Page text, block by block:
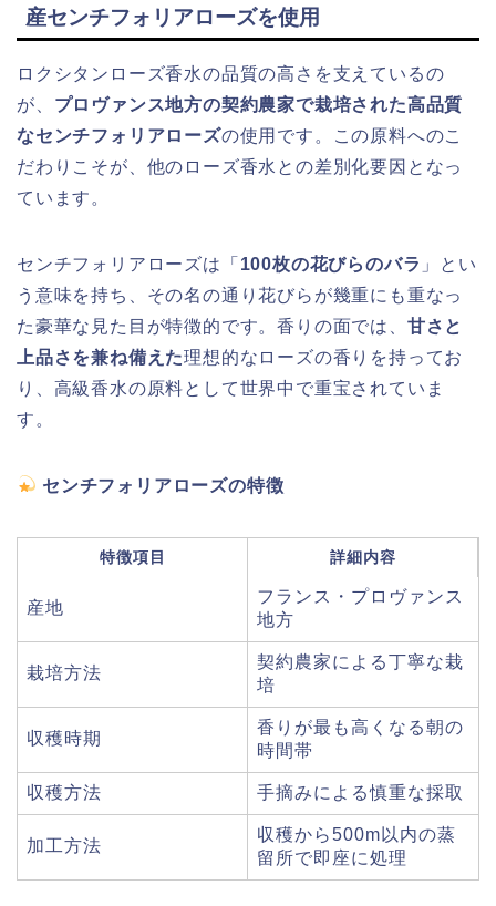
産センチフォリアローズを使用
ロクシタンローズ香水の品質の高さを支えているの
が、 プロヴァンス地方の契約農家で栽培された高品質
なセンチフォリアローズの使用です。この原料へのこ
だわりこそが、他のローズ香水との差別化要因となっ
ています。
センチフォリアローズは「 100枚の花びらのバラ 」とい
う意味を持ち、その名の通り花びらが幾重にも重なっ
た豪華な見た目が特徴的です。香りの面では、 甘さと
上品さを兼ね備えた理想的なローズの香りを持ってお
り、高級香水の原料として世界中で重宝されていま
す。
センチフォリアローズの特徴
特徴項目 詳細内容
産地
フランス・プロヴァンス
地方
栽培方法
契約農家による丁寧な栽
培
収穫時期
香りが最も高くなる朝の
時間帯
収穫方法 手摘みによる慎重な採取
加工方法
収穫から500m以内の蒸
留所で即座に処理